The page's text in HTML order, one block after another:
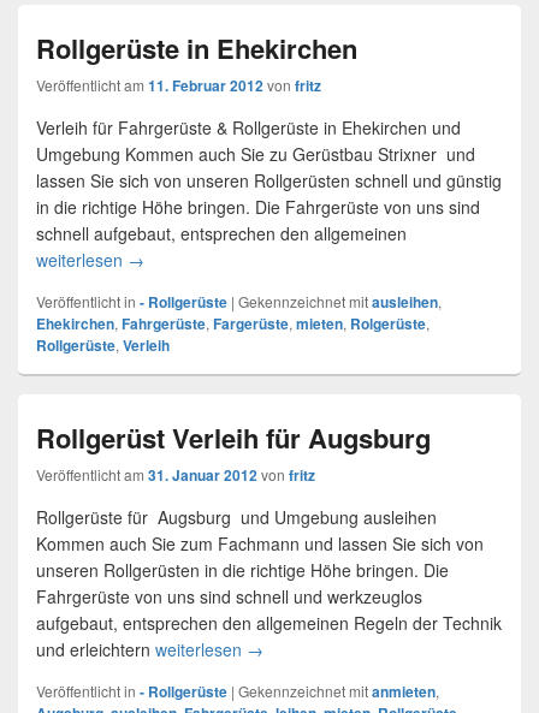
Rollgerüste in Ehekirchen
Veröffentlicht am 11. Februar 2012von fritz
Verleih für Fahrgerüste & Rollgerüste in Ehekirchen und
Umgebung Kommen auch Sie zu Gerüstbau Strixner und
lassen Sie sich von unseren Rollgerüsten schnell und günstig
in die richtige Höhe bringen. Die Fahrgerüste von uns sind
schnell aufgebaut, entsprechen den allgemeinen
weiterlesen Rollgerüste in Ehekirchen
→
Veröffentlicht in - Rollgerüste | Gekennzeichnet mitausleihen,
Ehekirchen, Fahrgerüste, Fargerüste, mieten, Rolgerüste,
Rollgerüste, Verleih
Rollgerüst Verleih für Augsburg
Veröffentlicht am 31. Januar 2012von fritz
Rollgerüste für Augsburg und Umgebung ausleihen
Kommen auch Sie zum Fachmann und lassen Sie sich von
unseren Rollgerüsten in die richtige Höhe bringen. Die
Fahrgerüste von uns sind schnell und werkzeuglos
aufgebaut, entsprechen den allgemeinen Regeln der Technik
und erleichtern weiterlesen Rollgerüst Verleih für Augsburg
→
Veröffentlicht in - Rollgerüste | Gekennzeichnet mitanmieten,